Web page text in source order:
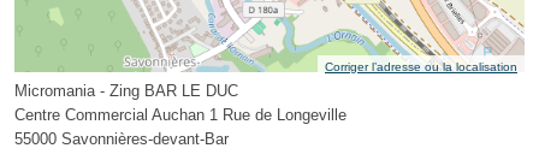
Corriger l’adresse ou la localisation
Micromania - Zing BAR LE DUC
Centre Commercial Auchan 1 Rue de Longeville
55000 Savonnières-devant-Bar